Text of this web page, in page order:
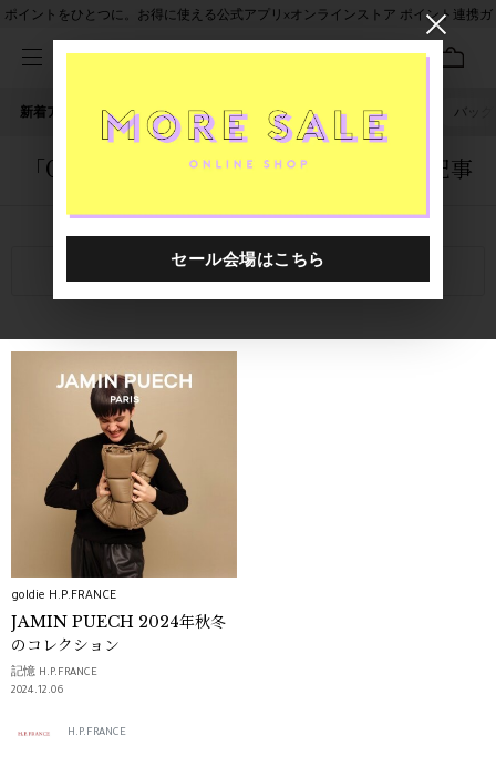
ポイントをひとつに。お得に使える公式アプリ×オンラインストア ポイント連携ガ
新着アイテム 人気ワード セール 40th限定 ピアス バッグ
「0000001.2420003.0010」に関する記事
関連キーワード
goldie H.P.FRANCE
JAMIN PUECH 2024年秋冬
のコレクション
記憶 H.P.FRANCE
2024.12.06
H.P.FRANCE